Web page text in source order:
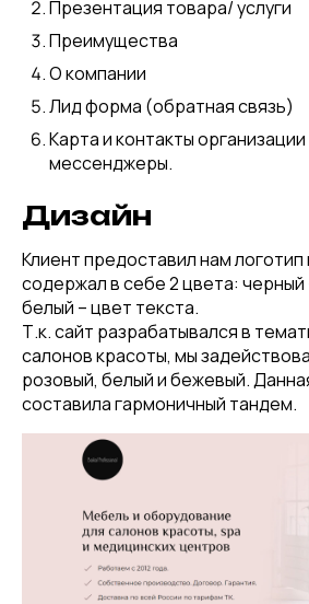
Презентация товара/ услуги
Преимущества
О компании
Лид форма (обратная связь)
Карта и контакты
мессенджеры.
Дизайн
Клиент предоставил нам
содержал в себе 2 цвета:
белый – цвет текста.
Т.к. сайт разрабатывался в
салонов красоты, мы
розовый, белый и бежевый.
составила гармоничный тандем.